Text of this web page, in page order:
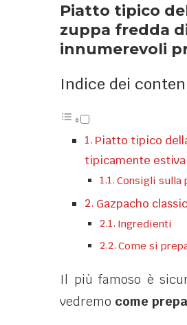
Piatto tipico
zuppa fredda
innumerevoli
Indice dei
Piatto tipico
tipicamente estiva
Consigli sulla
Gazpacho
Ingredienti
Come si
Il più famoso è
vedremo come